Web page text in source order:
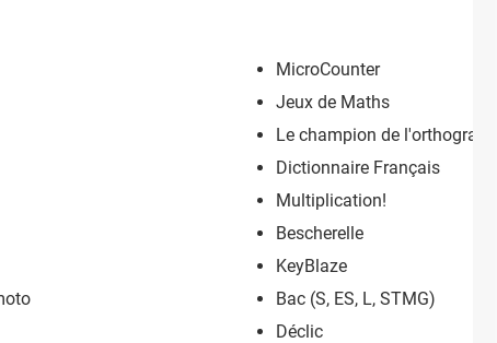
MicroCounter
Jeux de Maths
Le champion de l'orthographe
Dictionnaire Français
Multiplication!
Bescherelle
KeyBlaze
Bac (S, ES, L, STMG)
Déclic